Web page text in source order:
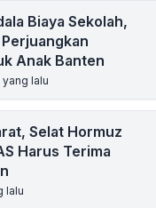
Biaya Sekolah,
Anak Banten
yang lalu
Selat Hormuz
Harus Terima
lalu